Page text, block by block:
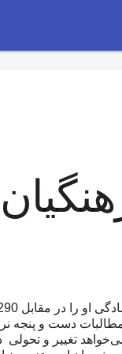
دست و پنجه
تغییر و